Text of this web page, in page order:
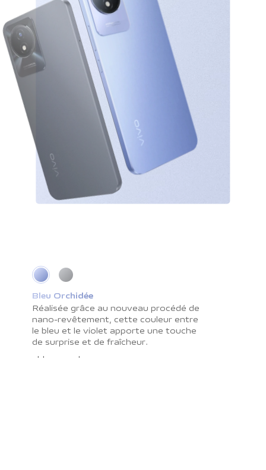
Bleu Orchidée
Réalisée grâce au nouveau procédé de
nano-revêtement, cette couleur entre
le bleu et le violet apporte une touche
de surprise et de fraîcheur.
Gris Cosmique
La surface lisse interagit
merveilleusement avec l’ombre et la
lumière tout en résistant aux traces de
doigts. C’est une couleur qui vous
apportera paix et sérénité.